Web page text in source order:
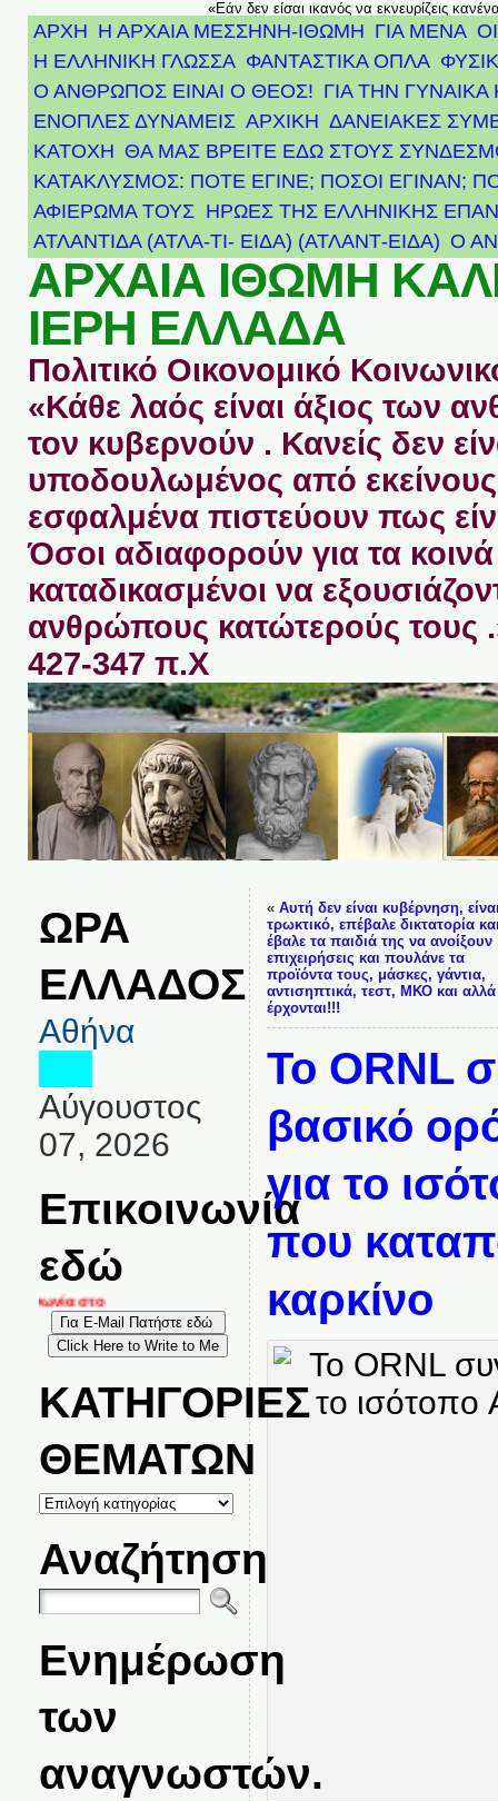
«Εάν δεν είσαι ικανός να εκνευρίζεις
ΑΡΧΗ Η ΑΡΧΑΙΑ ΜΕΣΣΗΝΗ-ΙΘΩΜΗ ΓΙΑ ΜΕΝΑ
Η ΕΛΛΗΝΙΚΗ ΓΛΩΣΣΑ ΦΑΝΤΑΣΤΙΚΑ ΟΠΛΑ
Ο ΑΝΘΡΩΠΟΣ ΕΙΝΑΙ Ο ΘΕΟΣ! ΓΙΑ ΤΗΝ ΓΥΝΑΙΚΑ
ΕΝΟΠΛΕΣ ΔΥΝΑΜΕΙΣ ΑΡΧΙΚΉ ΔΑΝΕΙΑΚΕΣ
ΚΑΤΟΧΗ ΘΑ ΜΑΣ ΒΡΕΙΤΕ ΕΔΩ ΣΤΟΥΣ
ΚΑΤΑΚΛΥΣΜΟΣ: ΠΟΤΕ ΕΓΙΝΕ; ΠΟΣΟΙ ΕΓΙΝΑΝ;
ΑΦΙΈΡΩΜΑ ΤΟΥΣ ΉΡΩΕΣ ΤΗΣ ΕΛΛΗΝΙΚΉΣ
ΑΤΛΑΝΤΊΔΑ (ΑΤΛΑ-ΤΙ- ΕΙΔΑ) (ΑΤΛΑΝΤ-ΕΙΔΑ) Ο
ΑΡΧΑΙΑ ΙΘΩΜΗ
ΙΕΡΗ ΕΛΛΑΔΑ
Πολιτικό Οικονομικό
«Κάθε λαός είναι άξιος των
τον κυβερνούν . Κανείς δεν
υποδουλωμένος από
εσφαλμένα πιστεύουν πως
Όσοι αδιαφορούν για τα κοινά
καταδικασμένοι να
ανθρώπους κατώτερούς τους
427-347 π.Χ
ΩΡΑ
ΕΛΛΑΔΟΣ
Αθήνα
Αύγουστος
07, 2026
Επικοινωνία
εδώ
στο
ΚΑΤΗΓΟΡΙΕΣ
ΘΕΜΑΤΩΝ
ΚΑΤΗΓΟΡΙΕΣ
ΘΕΜΑΤΩΝ
Αναζήτηση
Ενημέρωση
των
αναγνωστών.
« Αυτή δεν είναι κυβέρνηση,
τρωκτικό, επέβαλε δικτατορία
έβαλε τα παιδιά της να ανοίξουν
επιχειρήσεις και πουλάνε τα
προϊόντα τους, μάσκες, γάντια,
αντισηπτικά, τεστ, ΜΚΟ και
έρχονται!!!
Το ORNL
βασικό
για το
που
καρκίνο